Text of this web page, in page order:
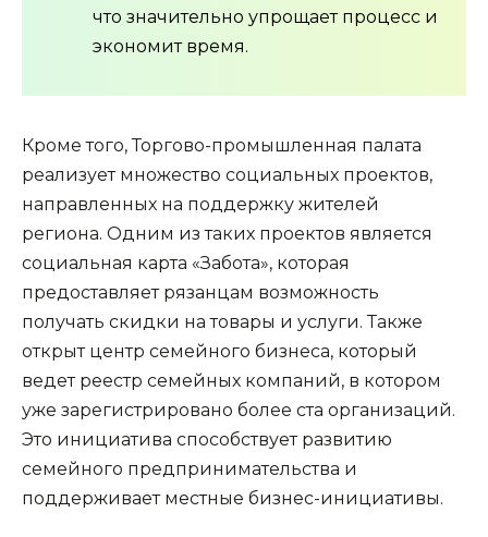
что значительно упрощает процесс и
экономит время.
Кроме того, Торгово-промышленная палата
реализует множество социальных проектов,
направленных на поддержку жителей
региона. Одним из таких проектов является
социальная карта «Забота», которая
предоставляет рязанцам возможность
получать скидки на товары и услуги. Также
открыт центр семейного бизнеса, который
ведет реестр семейных компаний, в котором
уже зарегистрировано более ста организаций.
Это инициатива способствует развитию
семейного предпринимательства и
поддерживает местные бизнес-инициативы.